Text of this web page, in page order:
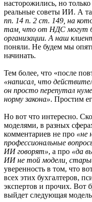
насторожились, но
реальные советы ИИ. А
пп. 14 п. 2 ст. 149, на
там, что от НДС могут
организации. А наш
поняли. Не будем мы
начинать.
Тем более, что «после
«написал, что
он просто перепутал
норму закона». Простим
Но вот что интересно.
моделями, в разных
комментариев не про «не
профессиональные
ИИ говорят», а про «да
ИИ не той модели,
уверенность в том, что
всех этих бухгалтеров,
экспертов и прочих. Вот
выйдет следующая